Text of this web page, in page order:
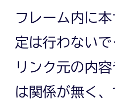
フレーム内に
定は行わないで
リンク元の内
は関係が無く